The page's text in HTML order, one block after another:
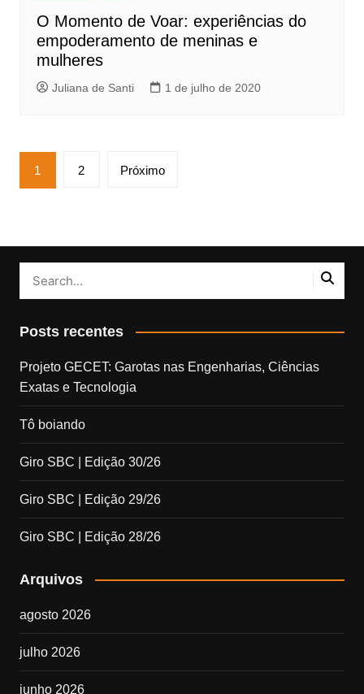
O Momento de Voar: experiências do
empoderamento de meninas e
mulheres
Juliana de Santi 1 de julho de 2020
Paginação
de
1 2 Próximo
Posts recentes
Projeto GECET: Garotas nas Engenharias, Ciências
Exatas e Tecnologia
Tô boiando
Giro SBC | Edição 30/26
Giro SBC | Edição 29/26
Giro SBC | Edição 28/26
Arquivos
agosto 2026
julho 2026
junho 2026